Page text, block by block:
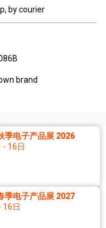
by courier
brand
季电子产品展 2026
- 16日
季电子产品展 2027
16日